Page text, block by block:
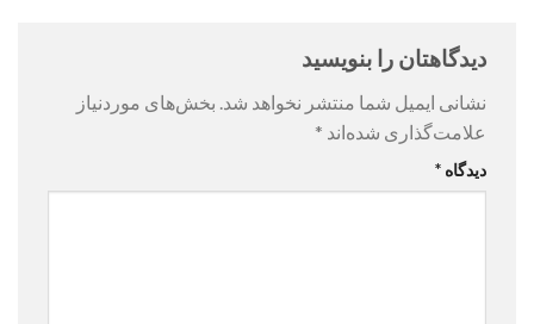
دیدگاهتان را بنویسید
نشانی ایمیل شما منتشر نخواهد شد. بخش‌های موردنیاز
علامت‌گذاری شده‌اند *
دیدگاه *